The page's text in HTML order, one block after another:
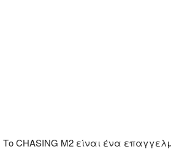
Το CHASING M2 είναι ένα